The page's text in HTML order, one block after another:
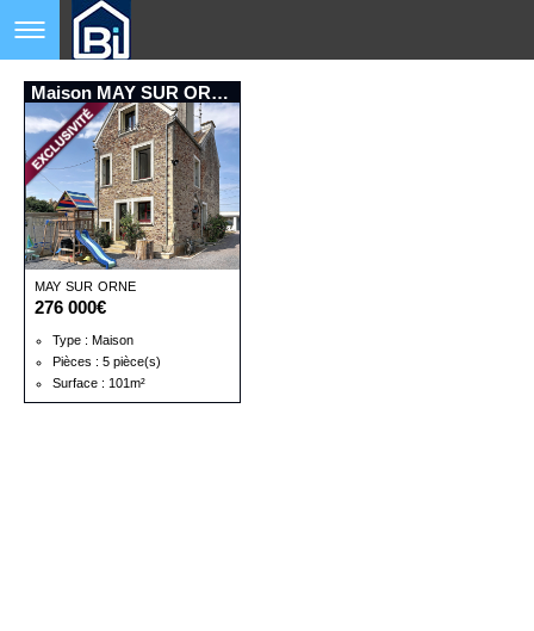
Maison MAY SUR ORNE
MAY SUR ORNE
276 000€
Type : Maison
Pièces : 5 pièce(s)
Surface : 101m²